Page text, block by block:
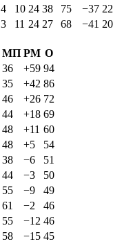
4 10 24 38 75 −37 22
3 11 24 27 68 −41 20
МП РМ О
36 +59 94
35 +42 86
46 +26 72
44 +18 69
48 +11 60
48 +5
54
38 −6
51
44 −3
50
55 −9
49
61 −2
46
55 −12 46
58 −15 45